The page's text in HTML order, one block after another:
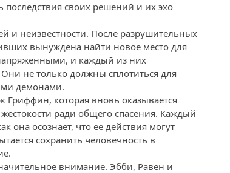
своих решений и их эхо
и неизвестности. После разрушительных
вынуждена найти новое место для
и каждый из них
не только должны сплотиться для
демонами.
Гриффин, которая вновь оказывается
ради общего спасения. Каждый
она осознает, что ее действия могут
сохранить человечность в
внимание. Эбби, Равен и